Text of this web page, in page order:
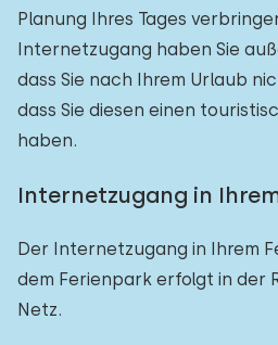
Planung Ihres Tages
Internetzugang haben Sie
dass Sie nach Ihrem Urlaub
dass Sie diesen einen
haben.
Internetzugang in
Der Internetzugang in Ihrem
dem Ferienpark erfolgt in der
Netz.